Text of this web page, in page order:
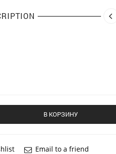
В КОРЗИНУ
Email to a friend